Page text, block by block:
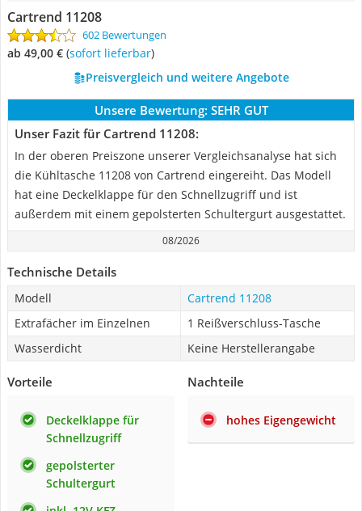
Cartrend 11208
602 Bewertungen
ab 49,00 € ( Sofort lieferbar)
Preisvergleich und weitere Angebote
Unsere Bewertung: SEHR GUT
Unser Fazit für Cartrend 11208:
In der oberen Preiszone unserer Vergleichsanalyse hat sich
die Kühltasche 11208 von Cartrend eingereiht. Das Modell
hat eine Deckelklappe für den Schnellzugriff und ist
außerdem mit einem gepolsterten Schultergurt ausgestattet.
08/2026
Technische Details
Modell
Cartrend 11208
Extrafächer im Einzelnen
1 Reißverschluss-Tasche
Wasserdicht
Keine Herstellerangabe
Vorteile
Deckelklappe für
Schnellzugriff
gepolsterter
Schultergurt
Nachteile
hohes Eigengewicht